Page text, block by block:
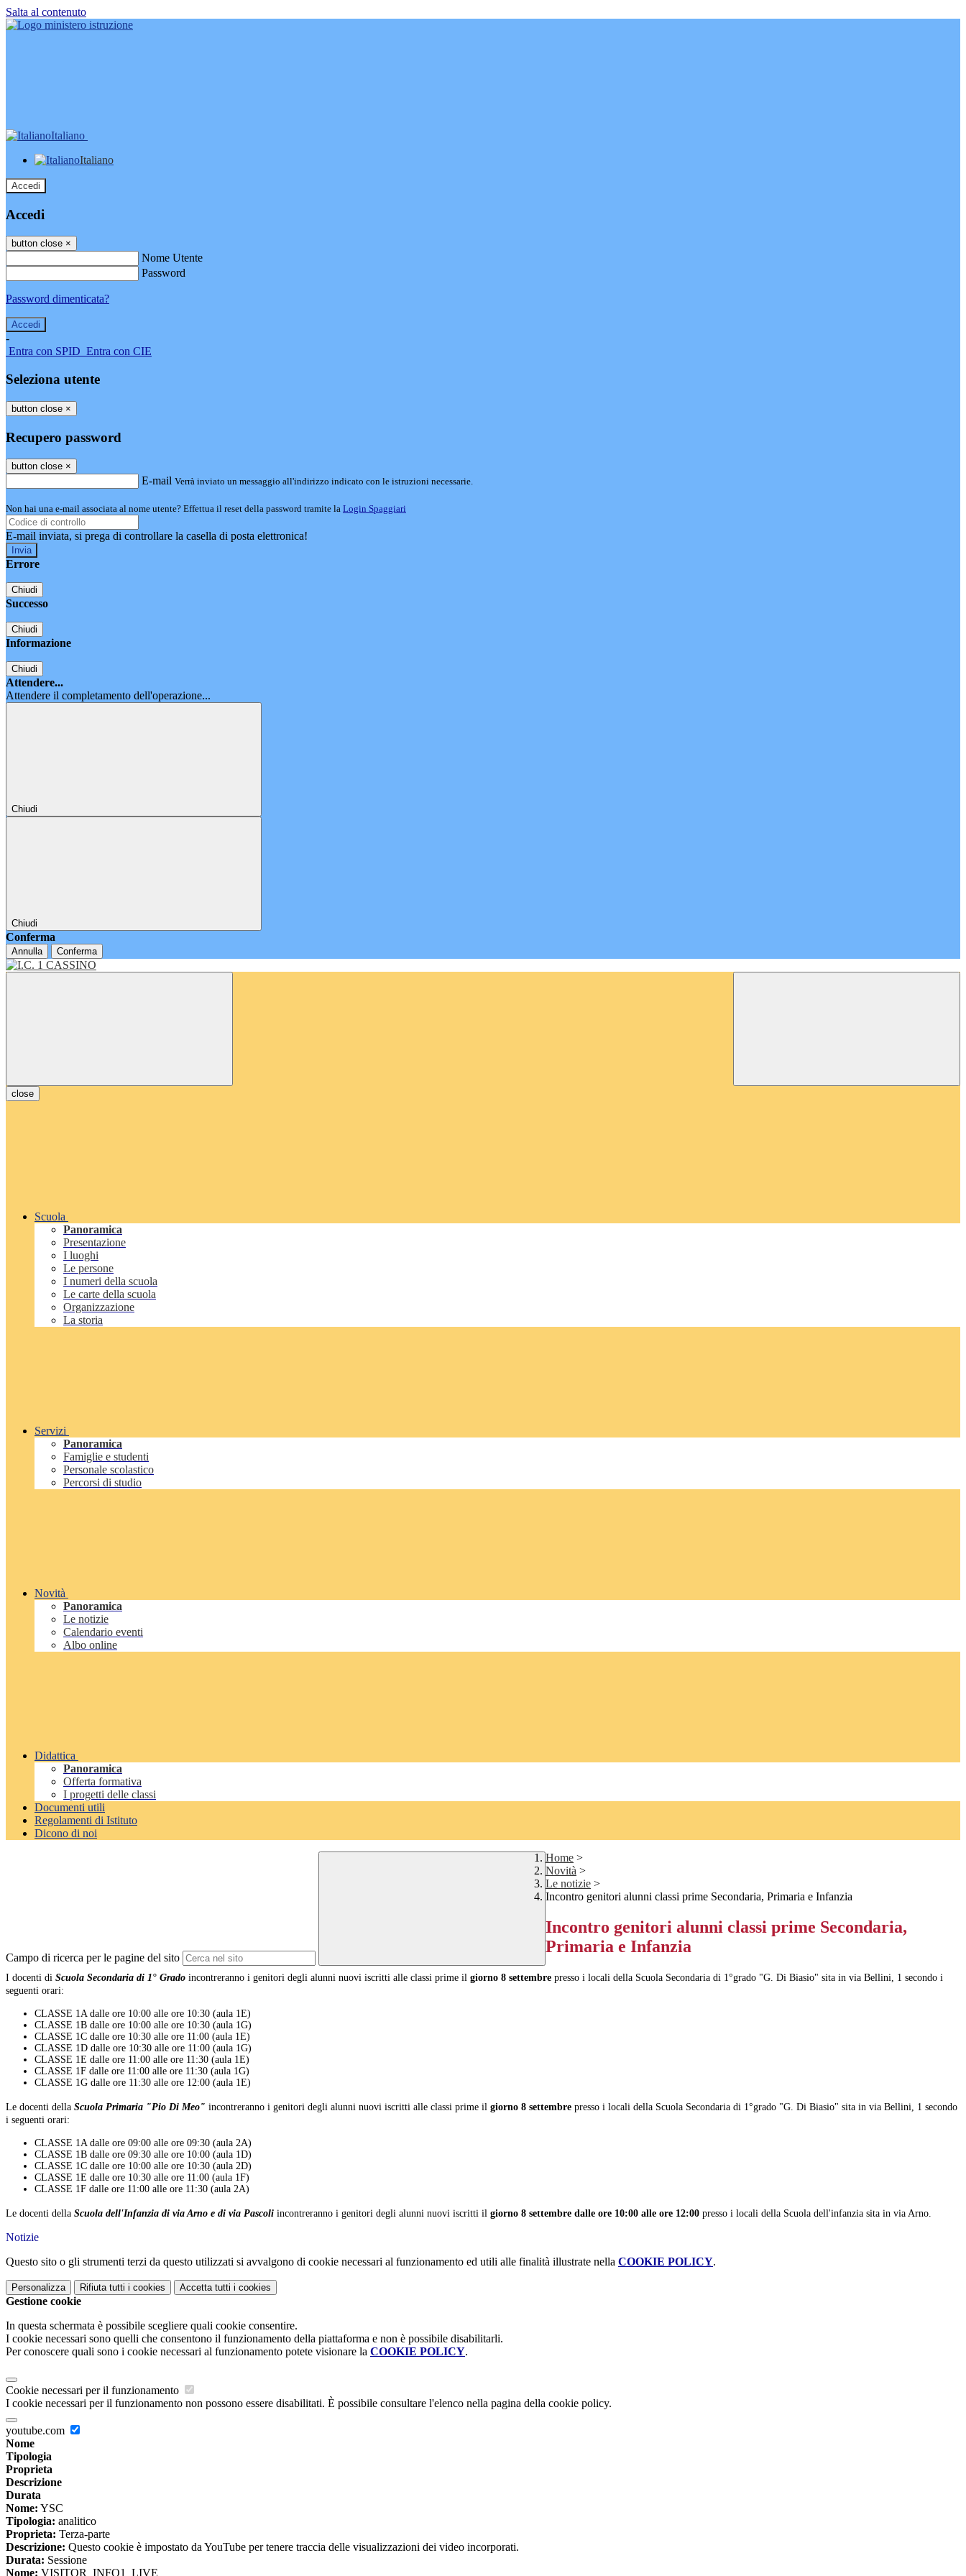
Salta al contenuto
Italiano
Italiano
Accedi
Accedi
button close ×
Nome Utente
Password
Password dimenticata?
-
Entra con SPID Entra con CIE
Seleziona utente
button close ×
Recupero password
button close ×
E-mail Verrà inviato un messaggio all'indirizzo indicato con le istruzioni necessarie.
Non hai una e-mail associata al nome utente? Effettua il reset della password tramite la Login Spaggiari
E-mail inviata, si prega di controllare la casella di posta elettronica!
Errore
Chiudi
Successo
Chiudi
Informazione
Chiudi
Attendere...
Attendere il completamento dell'operazione...
Chiudi
Chiudi
Conferma
Annulla Conferma
close
Scuola
Panoramica
Presentazione
I luoghi
Le persone
I numeri della scuola
Le carte della scuola
Organizzazione
La storia
Servizi
Panoramica
Famiglie e studenti
Personale scolastico
Percorsi di studio
Novità
Panoramica
Le notizie
Calendario eventi
Albo online
Didattica
Panoramica
Offerta formativa
I progetti delle classi
Documenti utili
Regolamenti di Istituto
Dicono di noi
Campo di ricerca per le pagine del sito
Home >
Novità >
Le notizie >
Incontro genitori alunni classi prime Secondaria, Primaria e Infanzia
Incontro genitori alunni classi prime Secondaria,
Primaria e Infanzia
I docenti di Scuola Secondaria di 1° Grado incontreranno i genitori degli alunni nuovi iscritti alle classi prime il giorno 8 settembre presso i locali della Scuola Secondaria di 1°grado "G. Di Biasio" sita in via Bellini, 1 secondo i
seguenti orari:
CLASSE 1A dalle ore 10:00 alle ore 10:30 (aula 1E)
CLASSE 1B dalle ore 10:00 alle ore 10:30 (aula 1G)
CLASSE 1C dalle ore 10:30 alle ore 11:00 (aula 1E)
CLASSE 1D dalle ore 10:30 alle ore 11:00 (aula 1G)
CLASSE 1E dalle ore 11:00 alle ore 11:30 (aula 1E)
CLASSE 1F dalle ore 11:00 alle ore 11:30 (aula 1G)
CLASSE 1G dalle ore 11:30 alle ore 12:00 (aula 1E)
Le docenti della Scuola Primaria "Pio Di Meo" incontreranno i genitori degli alunni nuovi iscritti alle classi prime il giorno 8 settembre presso i locali della Scuola Secondaria di 1°grado "G. Di Biasio" sita in via Bellini, 1 secondo
i seguenti orari:
CLASSE 1A dalle ore 09:00 alle ore 09:30 (aula 2A)
CLASSE 1B dalle ore 09:30 alle ore 10:00 (aula 1D)
CLASSE 1C dalle ore 10:00 alle ore 10:30 (aula 2D)
CLASSE 1E dalle ore 10:30 alle ore 11:00 (aula 1F)
CLASSE 1F dalle ore 11:00 alle ore 11:30 (aula 2A)
Le docenti della Scuola dell'Infanzia di via Arno e di via Pascoli incontreranno i genitori degli alunni nuovi iscritti il giorno 8 settembre dalle ore 10:00 alle ore 12:00 presso i locali della Scuola dell'infanzia sita in via Arno.
Notizie
Questo sito o gli strumenti terzi da questo utilizzati si avvalgono di cookie necessari al funzionamento ed utili alle finalità illustrate nella COOKIE POLICY.
Personalizza Rifiuta tutti i cookies Accetta tutti i cookies
Gestione cookie
In questa schermata è possibile scegliere quali cookie consentire.
I cookie necessari sono quelli che consentono il funzionamento della piattaforma e non è possibile disabilitarli.
Per conoscere quali sono i cookie necessari al funzionamento potete visionare la COOKIE POLICY.
Cookie necessari per il funzionamento
I cookie necessari per il funzionamento non possono essere disabilitati. È possibile consultare l'elenco nella pagina della cookie policy.
youtube.com
Nome
Tipologia
Proprieta
Descrizione
Durata
Nome: YSC
Tipologia: analitico
Proprieta: Terza-parte
Descrizione: Questo cookie è impostato da YouTube per tenere traccia delle visualizzazioni dei video incorporati.
Durata: Sessione
Nome: VISITOR_INFO1_LIVE